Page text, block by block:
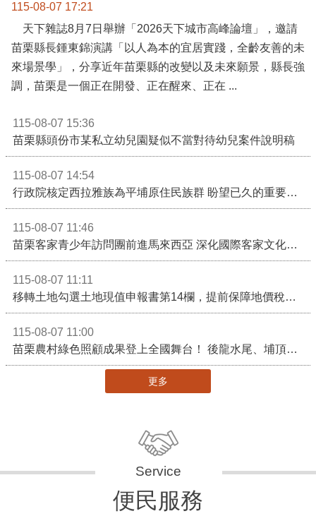
115-08-07 17:21
天下雜誌8月7日舉辦「2026天下城市高峰論壇」，邀請
苗栗縣長鍾東錦演講「以人為本的宜居實踐，全齡友善的未
來場景學」，分享近年苗栗縣的改變以及未來願景，縣長強
調，苗栗是一個正在開發、正在醒來、正在 ...
115-08-07 15:36
苗栗縣頭份市某私立幼兒園疑似不當對待幼兒案件說明稿
115-08-07 14:54
行政院核定西拉雅族為平埔原住民族群 盼望已久的重要時刻到來！8月13日起受理民族成員名冊登記
115-08-07 11:46
苗栗客家青少年訪問團前進馬來西亞 深化國際客家文化交流
115-08-07 11:11
移轉土地勾選土地現值申報書第14欄，提前保障地價稅節稅權益
115-08-07 11:00
苗栗農村綠色照顧成果登上全國舞台！ 後龍水尾、埔頂社區前進2026高齡健康產業博覽會
更多
便民服務